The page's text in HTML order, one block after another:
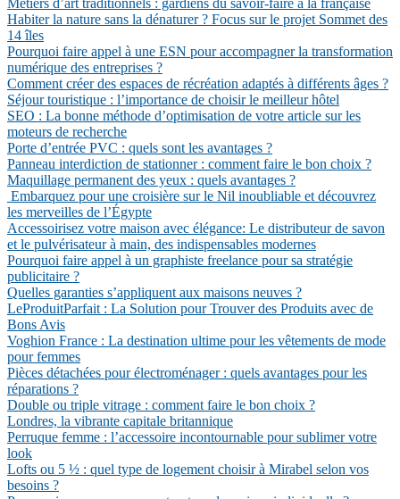
Métiers d’art traditionnels : gardiens du savoir-faire à la française
Habiter la nature sans la dénaturer ? Focus sur le projet Sommet des
14 îles
Pourquoi faire appel à une ESN pour accompagner la transformation
numérique des entreprises ?
Comment créer des espaces de récréation adaptés à différents âges ?
Séjour touristique : l’importance de choisir le meilleur hôtel
SEO : La bonne méthode d’optimisation de votre article sur les
moteurs de recherche
Porte d’entrée PVC : quels sont les avantages ?
Panneau interdiction de stationner : comment faire le bon choix ?
Maquillage permanent des yeux : quels avantages ?
Embarquez pour une croisière sur le Nil inoubliable et découvrez
les merveilles de l’Égypte
Accessoirisez votre maison avec élégance: Le distributeur de savon
et le pulvérisateur à main, des indispensables modernes
Pourquoi faire appel à un graphiste freelance pour sa stratégie
publicitaire ?
Quelles garanties s’appliquent aux maisons neuves ?
LeProduitParfait : La Solution pour Trouver des Produits avec de
Bons Avis
Voghion France : La destination ultime pour les vêtements de mode
pour femmes
Pièces détachées pour électroménager : quels avantages pour les
réparations ?
Double ou triple vitrage : comment faire le bon choix ?
Londres, la vibrante capitale britannique
Perruque femme : l’accessoire incontournable pour sublimer votre
look
Lofts ou 5 ½ : quel type de logement choisir à Mirabel selon vos
besoins ?